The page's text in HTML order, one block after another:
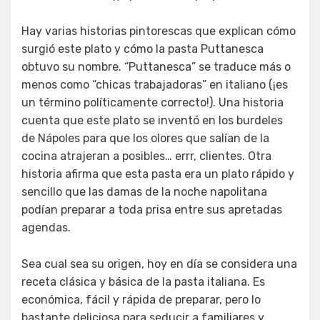
Hay varias historias pintorescas que explican cómo
surgió este plato y cómo la pasta Puttanesca
obtuvo su nombre. “Puttanesca” se traduce más o
menos como “chicas trabajadoras” en italiano (¡es
un término políticamente correcto!). Una historia
cuenta que este plato se inventó en los burdeles
de Nápoles para que los olores que salían de la
cocina atrajeran a posibles… errr, clientes. Otra
historia afirma que esta pasta era un plato rápido y
sencillo que las damas de la noche napolitana
podían preparar a toda prisa entre sus apretadas
agendas.
Sea cual sea su origen, hoy en día se considera una
receta clásica y básica de la pasta italiana. Es
económica, fácil y rápida de preparar, pero lo